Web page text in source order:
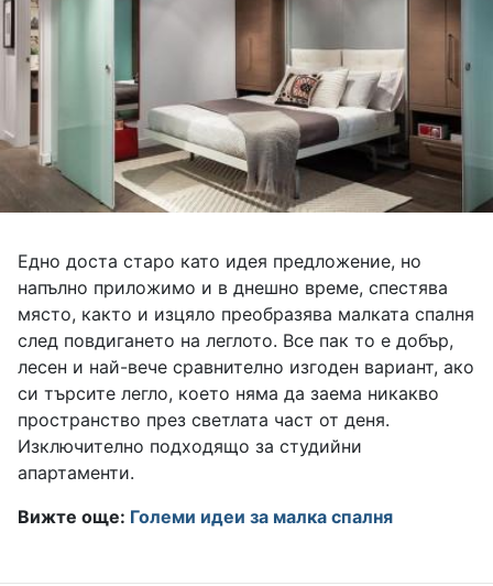
Едно доста старо като идея предложение, но
напълно приложимо и в днешно време, спестява
място, както и изцяло преобразява малката спалня
след повдигането на леглото. Все пак то е добър,
лесен и най-вече сравнително изгоден вариант, ако
си търсите легло, което няма да заема никакво
пространство през светлата част от деня.
Изключително подходящо за студийни
апартаменти.
Вижте още: Големи идеи за малка спалня